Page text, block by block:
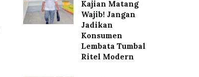
Kajian Matang
Wajib! Jangan
Jadikan
Konsumen
Lembata Tumbal
Ritel Modern